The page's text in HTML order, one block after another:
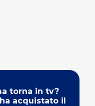
torna in tv?
acquistato il